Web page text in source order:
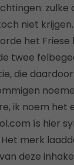
zulke
niet
het
twee
die
ik noem het
ís hier
merk
deze